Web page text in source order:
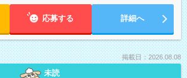
応募する 詳細へ
掲載日：2026.08.08
未読